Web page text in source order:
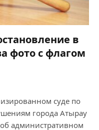
в
фото с флагом
суде по
города Атырау
административном